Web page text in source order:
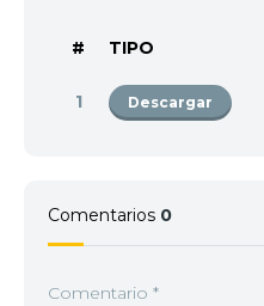
# TIPO
1 Descargar
Comentarios 0
Comentario *